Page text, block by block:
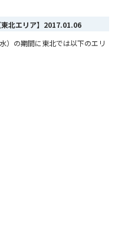
北エリア】 2017.01.06
）の期間に東北では以下のエリ